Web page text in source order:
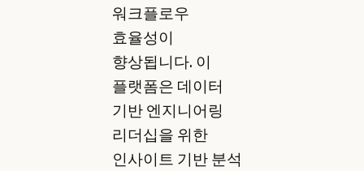
워크플로우
효율성이
향상됩니다. 이
플랫폼은 데이터
기반 엔지니어링
리더십을 위한
인사이트 기반 분석